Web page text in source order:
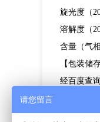
旋光度（
溶解度（
含量（气
【包装储
经百度查
请您留言